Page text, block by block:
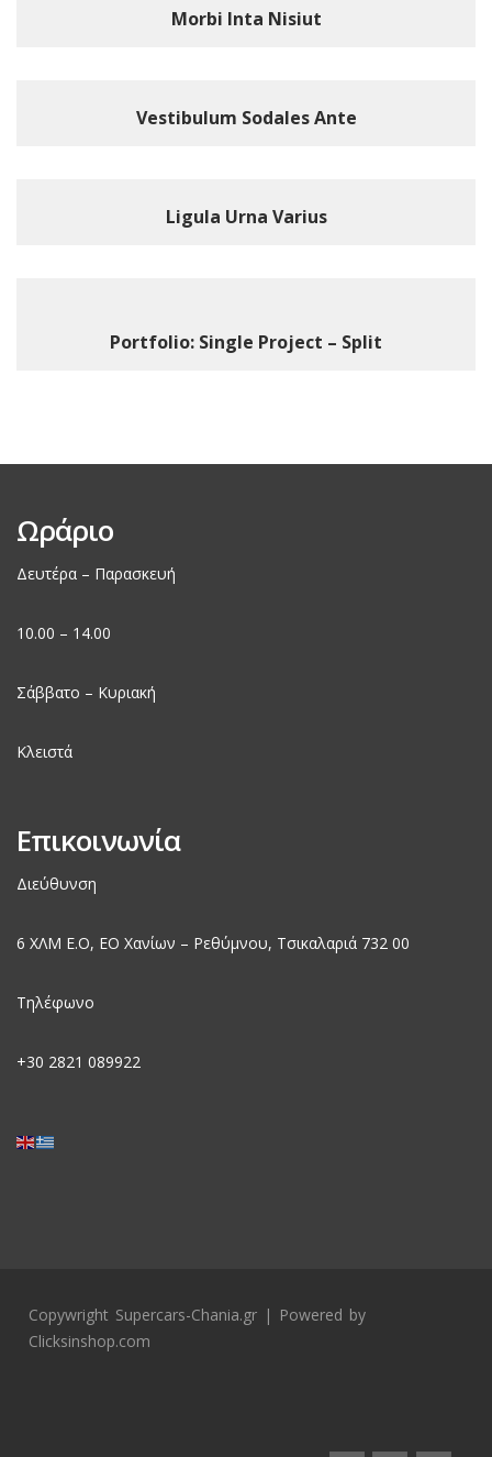
Morbi Inta Nisiut
Vestibulum Sodales Ante
Ligula Urna Varius
Portfolio: Single Project – Split
Ωράριο
Δευτέρα – Παρασκευή
10.00 – 14.00
Σάββατο – Κυριακή
Κλειστά
Επικοινωνία
Διεύθυνση
6 ΧΛΜ Ε.Ο, EO Χανίων – Ρεθύμνου, Τσικαλαριά 732 00
Τηλέφωνο
+30 2821 089922
Copywright Supercars-Chania.gr | Powered by
Clicksinshop.com